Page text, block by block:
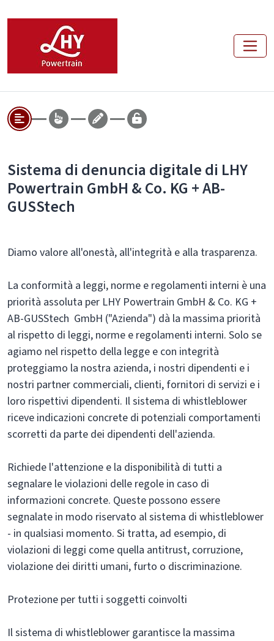
Sistema di denuncia digitale di LHY
Powertrain GmbH & Co. KG + AB-
GUSStech
Diamo valore all'onestà, all'integrità e alla trasparenza.
La conformità a leggi, norme e regolamenti interni è una
priorità assoluta per LHY Powertrain GmbH & Co. KG +
AB-GUSStech GmbH ("Azienda") dà la massima priorità
al rispetto di leggi, norme e regolamenti interni. Solo se
agiamo nel rispetto della legge e con integrità
proteggiamo la nostra azienda, i nostri dipendenti e i
nostri partner commerciali, clienti, fornitori di servizi e i
loro rispettivi dipendenti. Il sistema di whistleblower
riceve indicazioni concrete di potenziali comportamenti
scorretti da parte dei dipendenti dell'azienda.
Richiede l'attenzione e la disponibilità di tutti a
segnalare le violazioni delle regole in caso di
informazioni concrete. Queste possono essere
segnalate in modo riservato al sistema di whistleblower
- in qualsiasi momento. Si tratta, ad esempio, di
violazioni di leggi come quella antitrust, corruzione,
violazione dei diritti umani, furto o discriminazione.
Protezione per tutti i soggetti coinvolti
Il sistema di whistleblower garantisce la massima